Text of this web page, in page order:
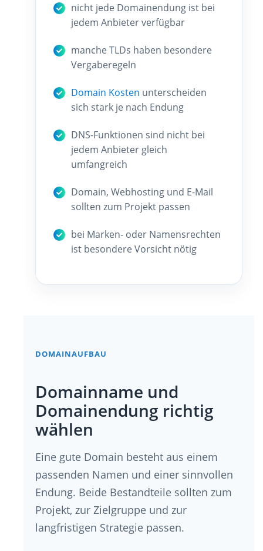
nicht jede Domainendung ist bei
jedem Anbieter verfügbar
manche TLDs haben besondere
Vergaberegeln
Domain Kosten unterscheiden
sich stark je nach Endung
DNS-Funktionen sind nicht bei
jedem Anbieter gleich
umfangreich
Domain, Webhosting und E-Mail
sollten zum Projekt passen
bei Marken- oder Namensrechten
ist besondere Vorsicht nötig
DOMAINAUFBAU
Domainname und
Domainendung richtig
wählen
Eine gute Domain besteht aus einem
passenden Namen und einer sinnvollen
Endung. Beide Bestandteile sollten zum
Projekt, zur Zielgruppe und zur
langfristigen Strategie passen.